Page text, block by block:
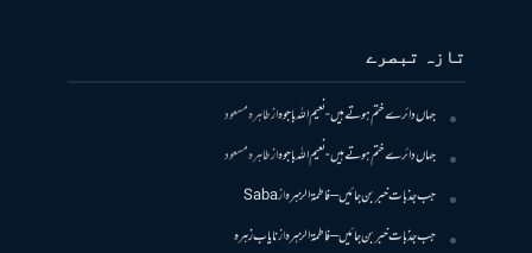
تازہ تبصرے
جہاں دائرے ختم ہوتے ہیں- نعیم اللہ باجوہازطاہرہ مسعود
جہاں دائرے ختم ہوتے ہیں- نعیم اللہ باجوہازطاہرہ مسعود
جب جذبات خبر بن جائیں – فاطمۃالزہرہازSaba
جب جذبات خبر بن جائیں – فاطمۃالزہرہازنایاب زہرہ